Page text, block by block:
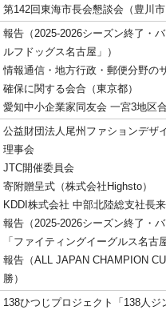
第142回東海市長会懇談会（豊川市
報告（2025-2026シーズン終了・
ルフドッグス名古屋」）
情報通信・地方行政・郵便分野の
確保に関する会合（東京都）
愛知中小企業家同友会 一宮3地区
公益財団法人尾州ファションデザ
理事会
JTC開催委員会
寄附贈呈式（株式会社Highsto）
KDDI株式会社 中部北陸総支社長
報告（2025-2026シーズン終了・
「ファイティングイーグルス名古
報告（ALL JAPAN CHAMPION
勝）
138ひつじプロジェクト「138人ジ